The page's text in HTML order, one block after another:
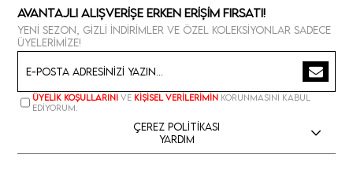
Avantajlı Alışverişe Erken Erişim Fırsatı!
Yeni sezon, gizli indirimler ve özel koleksiyonlar sadece
üyelerimize!
Üyelik koşullarını ve kişisel verilerimin korunmasını kabul
ediyorum.
Çerez Politikası
Yardım